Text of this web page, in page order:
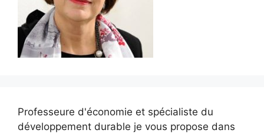
Professeure d'économie et spécialiste du
développement durable je vous propose dans